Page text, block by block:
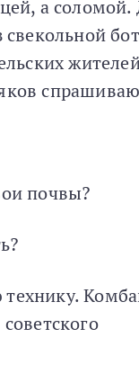
а соломой.
свекольной
почвы?
технику.